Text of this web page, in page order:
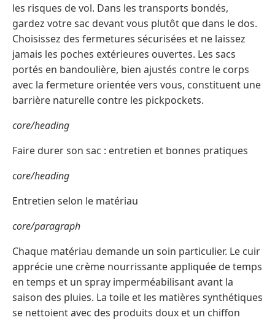
les risques de vol. Dans les transports bondés,
gardez votre sac devant vous plutôt que dans le dos.
Choisissez des fermetures sécurisées et ne laissez
jamais les poches extérieures ouvertes. Les sacs
portés en bandoulière, bien ajustés contre le corps
avec la fermeture orientée vers vous, constituent une
barrière naturelle contre les pickpockets.
core/heading
Faire durer son sac : entretien et bonnes pratiques
core/heading
Entretien selon le matériau
core/paragraph
Chaque matériau demande un soin particulier. Le cuir
apprécie une crème nourrissante appliquée de temps
en temps et un spray imperméabilisant avant la
saison des pluies. La toile et les matières synthétiques
se nettoient avec des produits doux et un chiffon